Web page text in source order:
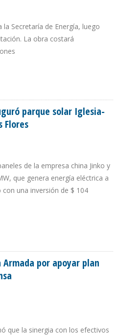
Secretaría de Energía, luego
La obra costará
parque solar Iglesia-
Flores
de la empresa china Jinko y
que genera energía eléctrica a
una inversión de $ 104
Armada por apoyar plan
que la sinergia con los efectivos